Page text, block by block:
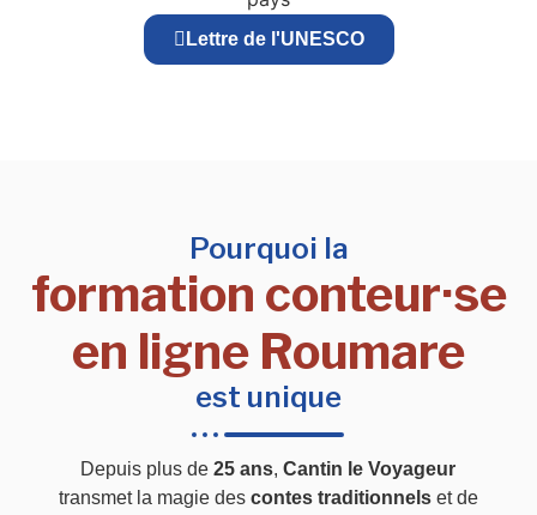
Lettre de l'UNESCO
Pourquoi la
formation conteur·se
en ligne Roumare
est unique
Depuis plus de25 ans,Cantin le Voyageur
transmet la magie des contes traditionnelset de